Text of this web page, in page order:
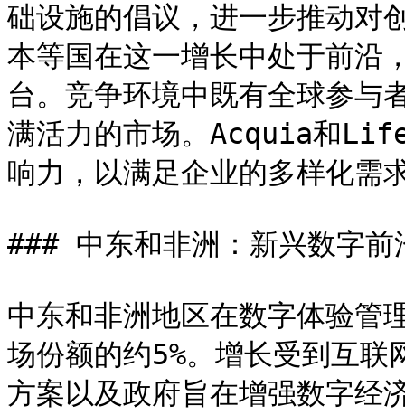
础设施的倡议，进一步推动对
本等国在这一增长中处于前沿
台。竞争环境中既有全球参与
满活力的市场。Acquia和
响力，以满足企业的多样化需
### 中东和非洲：新兴数字前
中东和非洲地区在数字体验管
场份额的约5%。增长受到互
方案以及政府旨在增强数字经